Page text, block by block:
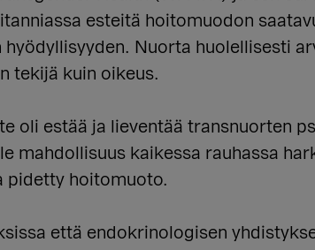
esteitä hoitomuodon
Nuorta huolellisesti
tekijä kuin oikeus.
oli estää ja lieventää transnuorten
mahdollisuus kaikessa rauhassa
pidetty hoitomuoto.
että endokrinologisen